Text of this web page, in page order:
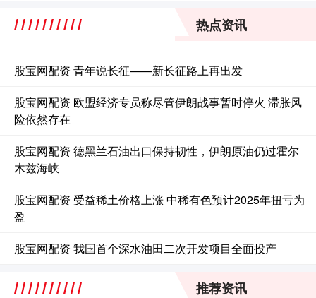
热点资讯
股宝网配资 青年说长征——新长征路上再出发
股宝网配资 欧盟经济专员称尽管伊朗战事暂时停火 滞胀风
险依然存在
股宝网配资 德黑兰石油出口保持韧性，伊朗原油仍过霍尔
木兹海峡
股宝网配资 受益稀土价格上涨 中稀有色预计2025年扭亏为
盈
股宝网配资 我国首个深水油田二次开发项目全面投产
推荐资讯